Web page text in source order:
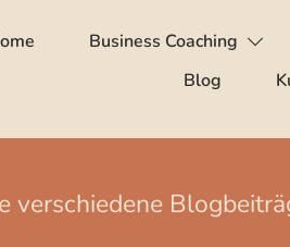
Business Coaching
Blog
verschiedene